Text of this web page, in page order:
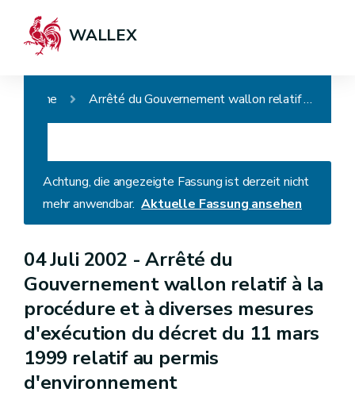
WALLEX
Home Arrêté du Gouvernement wallon relatif à la procédure et à diverses mesures d'exécution du décret du 11 mars 1999 relatif au permis d'environnement
Achtung, die angezeigte Fassung ist derzeit nicht
mehr anwendbar. Aktuelle Fassung ansehen
04 Juli 2002 -Arrêté du
Gouvernement wallon relatif à la
procédure et à diverses mesures
d'exécution du décret du 11 mars
1999 relatif au permis
d'environnement